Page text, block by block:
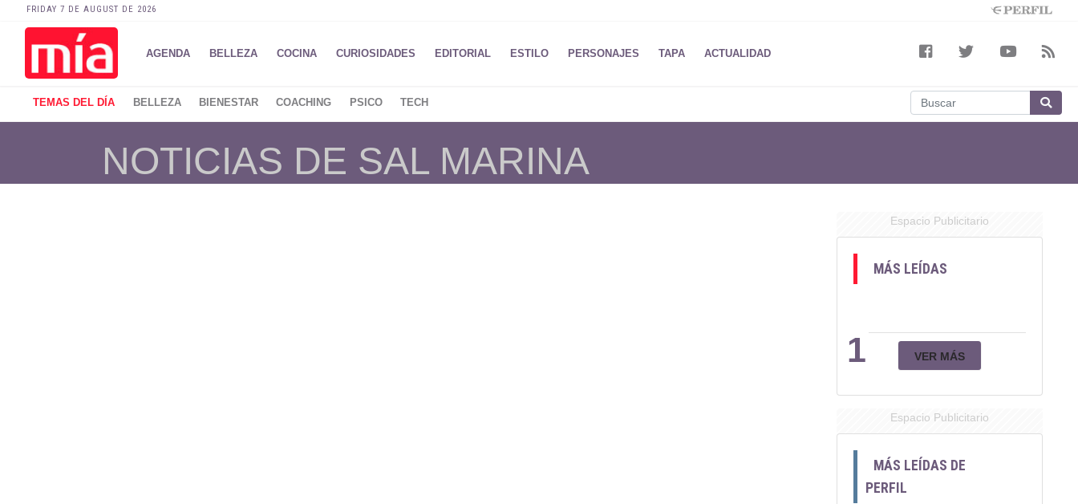
FRIDAY 7 DE AUGUST DE 2026
AGENDA BELLEZA COCINA CURIOSIDADES EDITORIAL ESTILO PERSONAJES TAPA ACTUALIDAD
TEMAS DEL DÍA BELLEZA BIENESTAR COACHING PSICO TECH
NOTICIAS DE SAL MARINA
Espacio Publicitario
MÁS LEÍDAS
1 VER MÁS
Espacio Publicitario
MÁS LEÍDAS DE
PERFIL